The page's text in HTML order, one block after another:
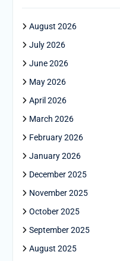
August 2026
July 2026
June 2026
May 2026
April 2026
March 2026
February 2026
January 2026
December 2025
November 2025
October 2025
September 2025
August 2025